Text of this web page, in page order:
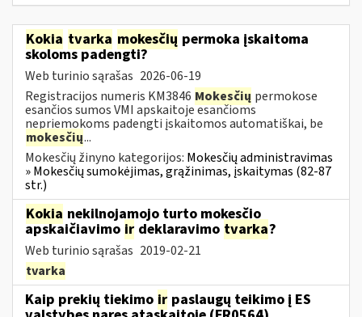
Kokia tvarka mokesčių permoka įskaitoma
skoloms padengti?
Web turinio sąrašas 2026-06-19
Registracijos numeris KM3846 Mokesčių permokose
esančios sumos VMI apskaitoje esančioms
nepriemokoms padengti įskaitomos automatiškai, be
mokesčių...
Mokesčių žinyno kategorijos: Mokesčių administravimas
» Mokesčių sumokėjimas, grąžinimas, įskaitymas (82-87
str.)
Kokia nekilnojamojo turto mokesčio
apskaičiavimo ir deklaravimo tvarka?
Web turinio sąrašas 2019-02-21
tvarka
Kaip prekių tiekimo ir paslaugų teikimo į ES